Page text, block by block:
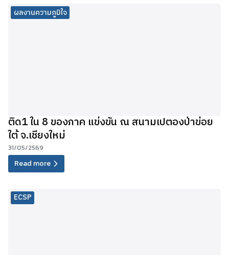
ผลงานความภูมิใจ
ติด1 ใน 8 ของภาค แข่งขัน ณ สนามเปตองป่าข่อย
ใต้ จ.เชียงใหม่
31/05/2569
Read more
ECSP